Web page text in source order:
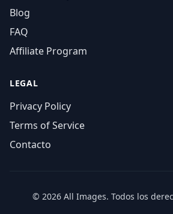
Blog
FAQ
Affiliate Program
LEGAL
Privacy Policy
Terms of Service
Contacto
© 2026 All Images. Todos los